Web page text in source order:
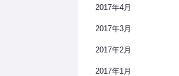
2017年4月
2017年3月
2017年2月
2017年1月